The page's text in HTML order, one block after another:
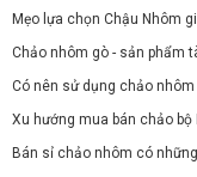
Mẹo lựa chọn Chậu Nhôm
Chảo nhôm gò - sản phẩm
Có nên sử dụng chảo nhôm
Xu hướng mua bán chảo bộ
Bán sỉ chảo nhôm có